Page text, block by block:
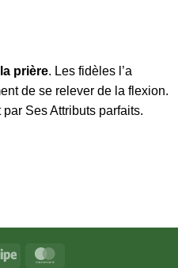
la prière. Les fidèles l’a
de se relever de la flexion.
Ses Attributs parfaits.
Stripe